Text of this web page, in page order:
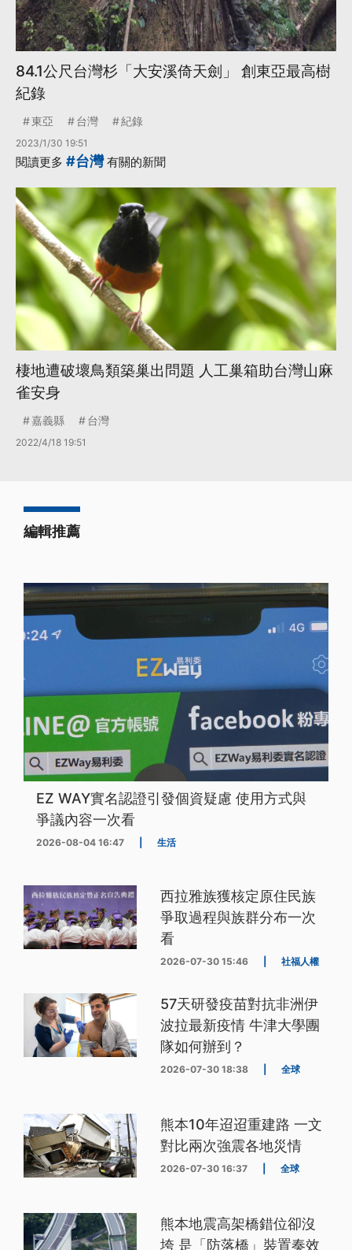
84.1公尺台灣杉「大安溪倚天劍」 創東亞最高樹
紀錄
東亞 台灣 紀錄
2023/1/30 19:51
閱讀更多 #台灣有關的新聞
棲地遭破壞鳥類築巢出問題 人工巢箱助台灣山麻
雀安身
嘉義縣 台灣
2022/4/18 19:51
編輯推薦
EZ WAY實名認證引發個資疑慮 使用方式與
爭議內容一次看
2026-08-04 16:47 生活
西拉雅族獲核定原住民族
爭取過程與族群分布一次
看
2026-07-30 15:46 社福人權
57天研發疫苗對抗非洲伊
波拉最新疫情 牛津大學團
隊如何辦到？
2026-07-30 18:38 全球
熊本10年迢迢重建路 一文
對比兩次強震各地災情
2026-07-30 16:37 全球
熊本地震高架橋錯位卻沒
垮 是「防落橋」裝置奏效